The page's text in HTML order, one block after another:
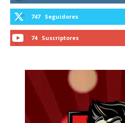
747 Seguidores
74 Suscriptores